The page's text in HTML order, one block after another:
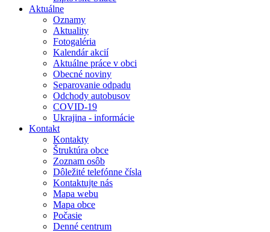
Aktuálne
Oznamy
Aktuality
Fotogaléria
Kalendár akcií
Aktuálne práce v obci
Obecné noviny
Separovanie odpadu
Odchody autobusov
COVID-19
Ukrajina - informácie
Kontakt
Kontakty
Štruktúra obce
Zoznam osôb
Dôležité telefónne čísla
Kontaktujte nás
Mapa webu
Mapa obce
Počasie
Denné centrum